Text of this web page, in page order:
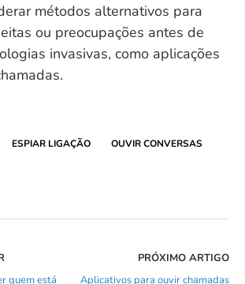
métodos alternativos para
ou preocupações antes de
invasivas, como aplicações
ESPIAR LIGAÇÃO
OUVIR CONVERSAS
quem está
PRÓXIMO ARTIGO
Aplicativos para ouvir chamadas